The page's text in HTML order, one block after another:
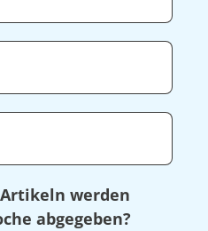
werden
abgegeben?